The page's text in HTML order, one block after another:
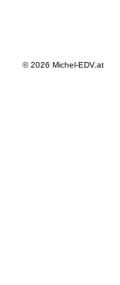
© 2026 Michel-EDV.at